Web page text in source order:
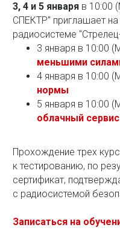
3, 4 и 5 января в 10:00
СПЕКТР" приглашает на
радиосистеме
3 января в 10:00
меньшими
4 января в 10:00
нормы
5 января в 10:00
облачный сервис
Прохождение трех
к тестированию, по
сертификат,
с радиосистемой
Записаться на